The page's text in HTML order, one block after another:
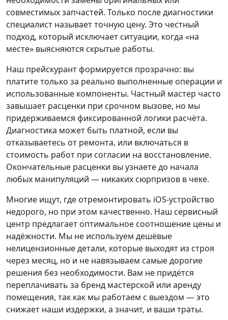
совместимых запчастей. Только после диагностики
специалист называет точную цену. Это честный
подход, который исключает ситуации, когда «на
месте» выясняются скрытые работы.
Наш прейскурант формируется прозрачно: вы
платите только за реально выполненные операции и
использованные компоненты. Частный мастер часто
завышает расценки при срочном вызове, но мы
придерживаемся фиксированной логики расчёта.
Диагностика может быть платной, если вы
отказываетесь от ремонта, или включаться в
стоимость работ при согласии на восстановление.
Окончательные расценки вы узнаете до начала
любых манипуляций — никаких сюрпризов в чеке.
Многие ищут, где отремонтировать iOS-устройство
недорого, но при этом качественно. Наш сервисный
центр предлагает оптимальное соотношение цены и
надёжности. Мы не используем дешёвые
нелицензионные детали, которые выходят из строя
через месяц, но и не навязываем самые дорогие
решения без необходимости. Вам не придётся
переплачивать за бренд мастерской или аренду
помещения, так как мы работаем с выездом — это
снижает наши издержки, а значит, и ваши траты.